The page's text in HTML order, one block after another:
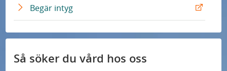
k
ä
n
k
e
r
n
Begär intygE
x
t
r
Så söker du vård hos oss